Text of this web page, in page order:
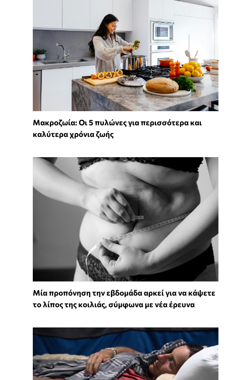
Mακροζωία: Οι 5 πυλώνες για περισσότερα και
καλύτερα χρόνια ζωής
Μία προπόνηση την εβδομάδα αρκεί για να κάψετε
το λίπος της κοιλιάς, σύμφωνα με νέα έρευνα